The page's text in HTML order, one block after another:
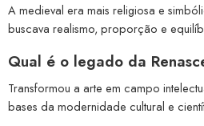
A medieval era mais religiosa e
buscava realismo, proporção e
Qual é o legado da
Transformou a arte em campo
bases da modernidade cultural e